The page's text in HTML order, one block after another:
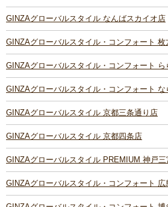
GINZAグローバルスタイル なんばスカイオ店
GINZAグローバルスタイル・コンフォート 枚
GINZAグローバルスタイル・コンフォート
GINZAグローバルスタイル・コンフォート
GINZAグローバルスタイル 京都三条通り店
GINZAグローバルスタイル 京都四条店
GINZAグローバルスタイル PREMIUM 神戸三
GINZAグローバルスタイル・コンフォート